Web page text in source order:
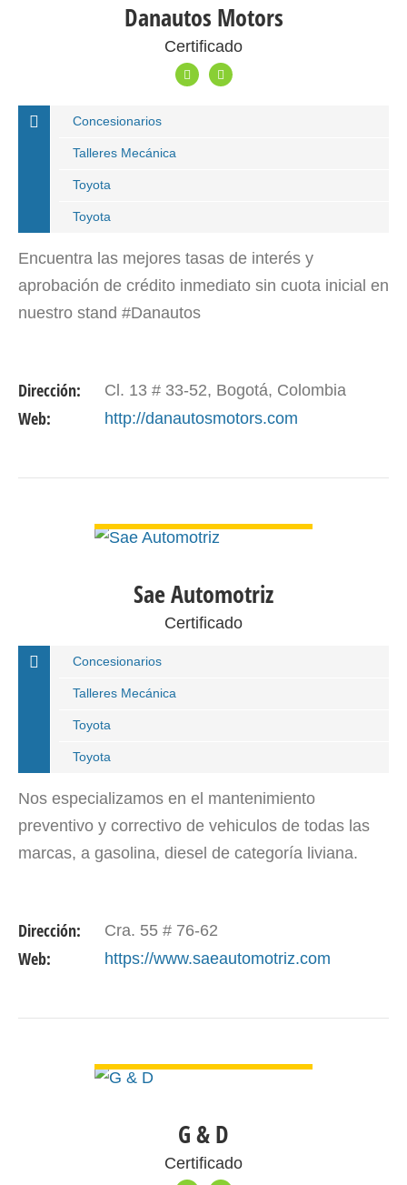
Danautos Motors
Certificado
Concesionarios
Talleres Mecánica
Toyota
Toyota
Encuentra las mejores tasas de interés y
aprobación de crédito inmediato sin cuota inicial en
nuestro stand #Danautos
Dirección: Cl. 13 # 33-52, Bogotá, Colombia
Web: http://danautosmotors.com
Sae Automotriz
Certificado
Concesionarios
Talleres Mecánica
Toyota
Toyota
Nos especializamos en el mantenimiento
preventivo y correctivo de vehiculos de todas las
marcas, a gasolina, diesel de categoría liviana.
Dirección: Cra. 55 # 76-62
Web: https://www.saeautomotriz.com
G & D
Certificado